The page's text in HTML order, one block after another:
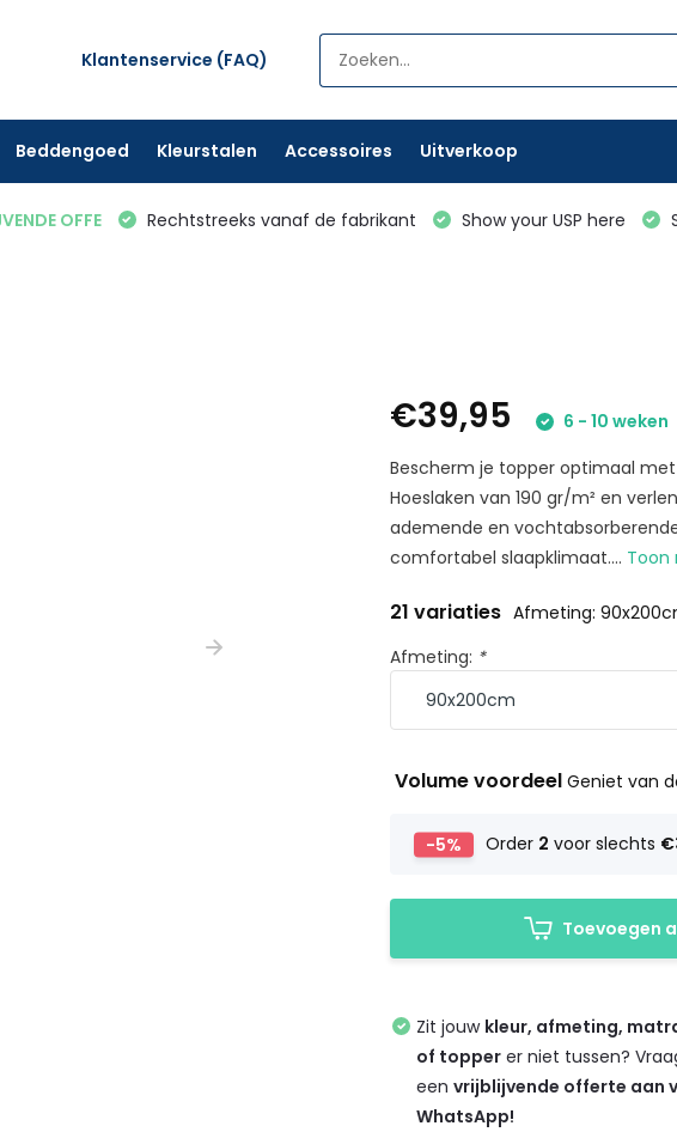
Klantenservice (FAQ)
Beddengoed Kleurstalen Accessoires Uitverkoop
OFFE Rechtstreeks vanaf de fabrikant Show your USP here
€39,95
6 - 10 weken
Bescherm je topper optimaal
Hoeslaken van 190 gr/m² en
ademende en
comfortabel slaapklimaat.... Toon
21 variaties Afmeting:
Afmeting: *
Volume voordeelGeniet van
-5% Order 2 voor slechts
Toevoegen
Zit jouw kleur, afmeting,
of topper er niet tussen?
eenvrijblijvende offerte aan
WhatsApp!